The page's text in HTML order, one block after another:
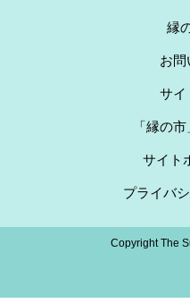
縁
お問
サイ
「縁の
サイト
プライバ
Copyright The